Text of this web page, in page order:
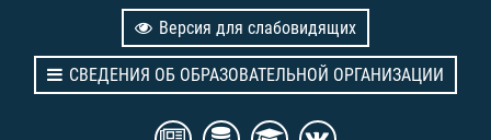
Версия для слабовидящих
СВЕДЕНИЯ ОБ ОБРАЗОВАТЕЛЬНОЙ ОРГАНИЗАЦИИ